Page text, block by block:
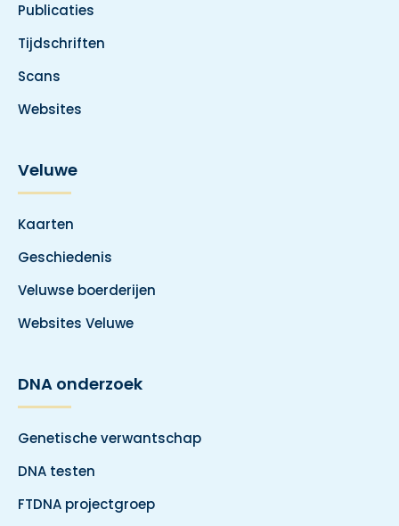
Publicaties
Tijdschriften
Scans
Websites
Veluwe
Kaarten
Geschiedenis
Veluwse boerderijen
Websites Veluwe
DNA onderzoek
Genetische verwantschap
DNA testen
FTDNA projectgroep